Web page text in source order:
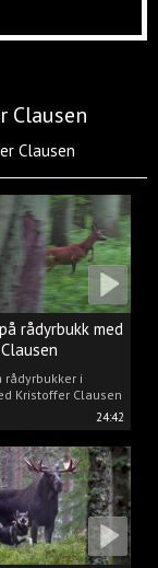
Clausen
Clausen
24:42
rådyrbukk med
rådyrbukker i
Kristoffer Clausen